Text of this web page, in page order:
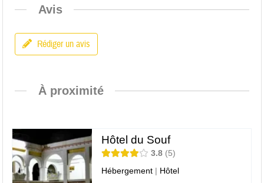
Avis
Rédiger un avis
À proximité
Hôtel du Souf
3.8
5
Hébergement | Hôtel